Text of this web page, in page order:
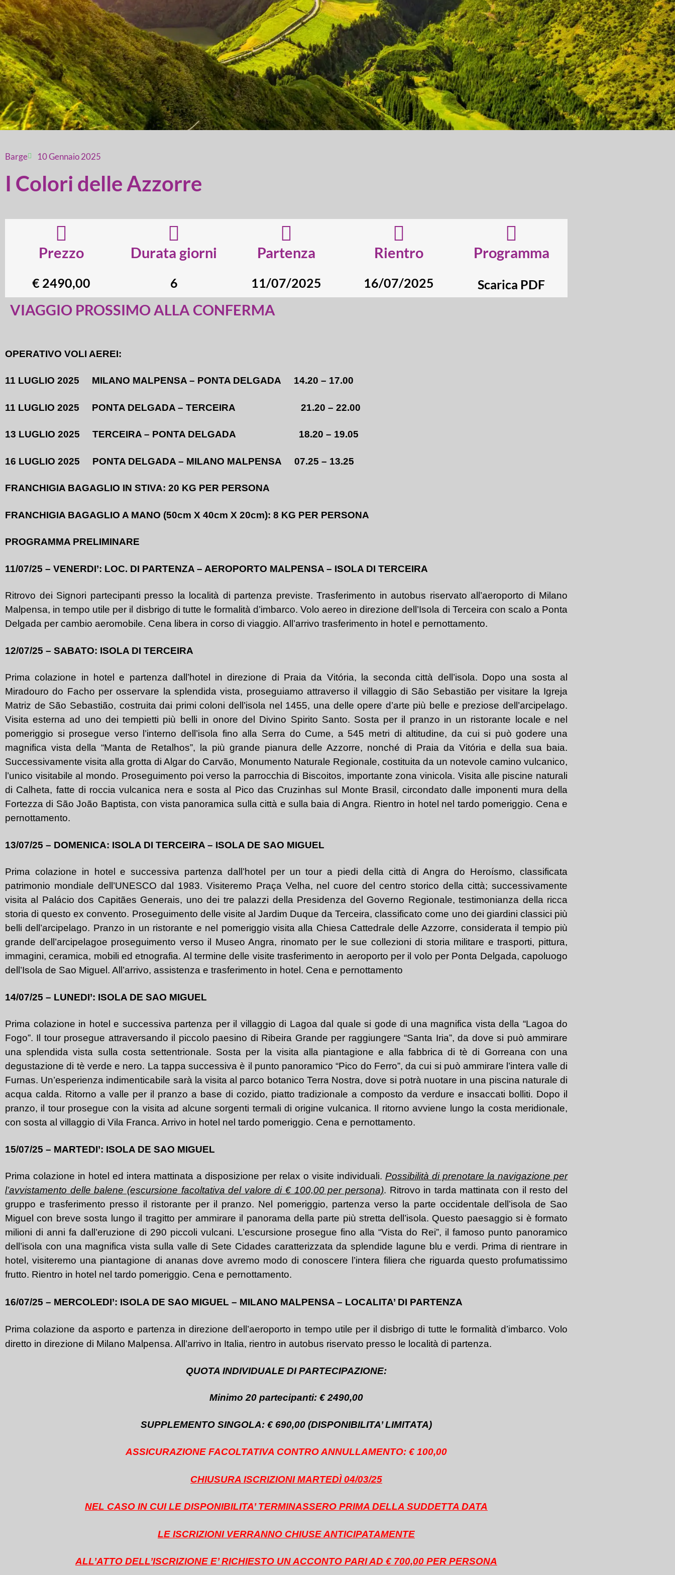
Barge 10 Gennaio 2025
I Colori delle Azzorre
Prezzo
€ 2490,00
Durata giorni
6
Partenza
11/07/2025
Rientro
16/07/2025
Programma
Scarica PDF
VIAGGIO PROSSIMO ALLA CONFERMA
OPERATIVO VOLI AEREI:
11 LUGLIO 2025 MILANO MALPENSA – PONTA DELGADA 14.20 – 17.00
11 LUGLIO 2025 PONTA DELGADA – TERCEIRA 21.20 – 22.00
13 LUGLIO 2025 TERCEIRA – PONTA DELGADA 18.20 – 19.05
16 LUGLIO 2025 PONTA DELGADA – MILANO MALPENSA 07.25 – 13.25
FRANCHIGIA BAGAGLIO IN STIVA: 20 KG PER PERSONA
FRANCHIGIA BAGAGLIO A MANO (50cm X 40cm X 20cm): 8 KG PER PERSONA
PROGRAMMA PRELIMINARE
11/07/25 – VENERDI’: LOC. DI PARTENZA – AEROPORTO MALPENSA – ISOLA DI TERCEIRA
Ritrovo dei Signori partecipanti presso la località di partenza previste. Trasferimento in autobus riservato all’aeroporto di Milano
Malpensa, in tempo utile per il disbrigo di tutte le formalità d’imbarco. Volo aereo in direzione dell’Isola di Terceira con scalo a Ponta
Delgada per cambio aeromobile. Cena libera in corso di viaggio. All’arrivo trasferimento in hotel e pernottamento.
12/07/25 – SABATO: ISOLA DI TERCEIRA
Prima colazione in hotel e partenza dall’hotel in direzione di Praia da Vitória, la seconda città dell’isola. Dopo una sosta al
Miradouro do Facho per osservare la splendida vista, proseguiamo attraverso il villaggio di São Sebastião per visitare la Igreja
Matriz de São Sebastião, costruita dai primi coloni dell’isola nel 1455, una delle opere d’arte più belle e preziose dell’arcipelago.
Visita esterna ad uno dei tempietti più belli in onore del Divino Spirito Santo. Sosta per il pranzo in un ristorante locale e nel
pomeriggio si prosegue verso l’interno dell’isola fino alla Serra do Cume, a 545 metri di altitudine, da cui si può godere una
magnifica vista della “Manta de Retalhos”, la più grande pianura delle Azzorre, nonché di Praia da Vitória e della sua baia.
Successivamente visita alla grotta di Algar do Carvão, Monumento Naturale Regionale, costituita da un notevole camino vulcanico,
l’unico visitabile al mondo. Proseguimento poi verso la parrocchia di Biscoitos, importante zona vinicola. Visita alle piscine naturali
di Calheta, fatte di roccia vulcanica nera e sosta al Pico das Cruzinhas sul Monte Brasil, circondato dalle imponenti mura della
Fortezza di São João Baptista, con vista panoramica sulla città e sulla baia di Angra. Rientro in hotel nel tardo pomeriggio. Cena e
pernottamento.
13/07/25 – DOMENICA: ISOLA DI TERCEIRA – ISOLA DE SAO MIGUEL
Prima colazione in hotel e successiva partenza dall’hotel per un tour a piedi della città di Angra do Heroísmo, classificata
patrimonio mondiale dell’UNESCO dal 1983. Visiteremo Praça Velha, nel cuore del centro storico della città; successivamente
visita al Palácio dos Capitães Generais, uno dei tre palazzi della Presidenza del Governo Regionale, testimonianza della ricca
storia di questo ex convento. Proseguimento delle visite al Jardim Duque da Terceira, classificato come uno dei giardini classici più
belli dell’arcipelago. Pranzo in un ristorante e nel pomeriggio visita alla Chiesa Cattedrale delle Azzorre, considerata il tempio più
grande dell’arcipelagoe proseguimento verso il Museo Angra, rinomato per le sue collezioni di storia militare e trasporti, pittura,
immagini, ceramica, mobili ed etnografia. Al termine delle visite trasferimento in aeroporto per il volo per Ponta Delgada, capoluogo
dell’Isola de Sao Miguel. All’arrivo, assistenza e trasferimento in hotel. Cena e pernottamento
14/07/25 – LUNEDI’: ISOLA DE SAO MIGUEL
Prima colazione in hotel e successiva partenza per il villaggio di Lagoa dal quale si gode di una magnifica vista della “Lagoa do
Fogo”. Il tour prosegue attraversando il piccolo paesino di Ribeira Grande per raggiungere “Santa Iria”, da dove si può ammirare
una splendida vista sulla costa settentrionale. Sosta per la visita alla piantagione e alla fabbrica di tè di Gorreana con una
degustazione di tè verde e nero. La tappa successiva è il punto panoramico “Pico do Ferro”, da cui si può ammirare l’intera valle di
Furnas. Un’esperienza indimenticabile sarà la visita al parco botanico Terra Nostra, dove si potrà nuotare in una piscina naturale di
acqua calda. Ritorno a valle per il pranzo a base di cozido, piatto tradizionale a composto da verdure e insaccati bolliti. Dopo il
pranzo, il tour prosegue con la visita ad alcune sorgenti termali di origine vulcanica. Il ritorno avviene lungo la costa meridionale,
con sosta al villaggio di Vila Franca. Arrivo in hotel nel tardo pomeriggio. Cena e pernottamento.
15/07/25 – MARTEDI’: ISOLA DE SAO MIGUEL
Prima colazione in hotel ed intera mattinata a disposizione per relax o visite individuali. Possibilità di prenotare la navigazione per
l’avvistamento delle balene (escursione facoltativa del valore di € 100,00 per persona). Ritrovo in tarda mattinata con il resto del
gruppo e trasferimento presso il ristorante per il pranzo. Nel pomeriggio, partenza verso la parte occidentale dell’isola de Sao
Miguel con breve sosta lungo il tragitto per ammirare il panorama della parte più stretta dell’isola. Questo paesaggio si è formato
milioni di anni fa dall’eruzione di 290 piccoli vulcani. L’escursione prosegue fino alla “Vista do Rei”, il famoso punto panoramico
dell’isola con una magnifica vista sulla valle di Sete Cidades caratterizzata da splendide lagune blu e verdi. Prima di rientrare in
hotel, visiteremo una piantagione di ananas dove avremo modo di conoscere l’intera filiera che riguarda questo profumatissimo
frutto. Rientro in hotel nel tardo pomeriggio. Cena e pernottamento.
16/07/25 – MERCOLEDI’: ISOLA DE SAO MIGUEL – MILANO MALPENSA – LOCALITA’ DI PARTENZA
Prima colazione da asporto e partenza in direzione dell’aeroporto in tempo utile per il disbrigo di tutte le formalità d’imbarco. Volo
diretto in direzione di Milano Malpensa. All’arrivo in Italia, rientro in autobus riservato presso le località di partenza.
QUOTA INDIVIDUALE DI PARTECIPAZIONE:
Minimo 20 partecipanti: € 2490,00
SUPPLEMENTO SINGOLA: € 690,00 (DISPONIBILITA’ LIMITATA)
ASSICURAZIONE FACOLTATIVA CONTRO ANNULLAMENTO: € 100,00
CHIUSURA ISCRIZIONI MARTEDÌ 04/03/25
NEL CASO IN CUI LE DISPONIBILITA’ TERMINASSERO PRIMA DELLA SUDDETTA DATA
LE ISCRIZIONI VERRANNO CHIUSE ANTICIPATAMENTE
ALL’ATTO DELL’ISCRIZIONE E’ RICHIESTO UN ACCONTO PARI AD € 700,00 PER PERSONA